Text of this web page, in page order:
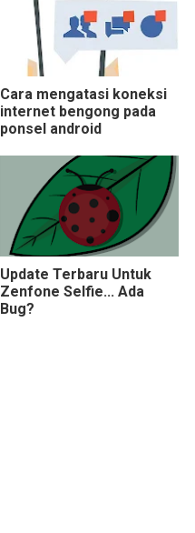
Cara mengatasi koneksi
internet bengong pada
ponsel android
Update Terbaru Untuk
Zenfone Selfie... Ada
Bug?